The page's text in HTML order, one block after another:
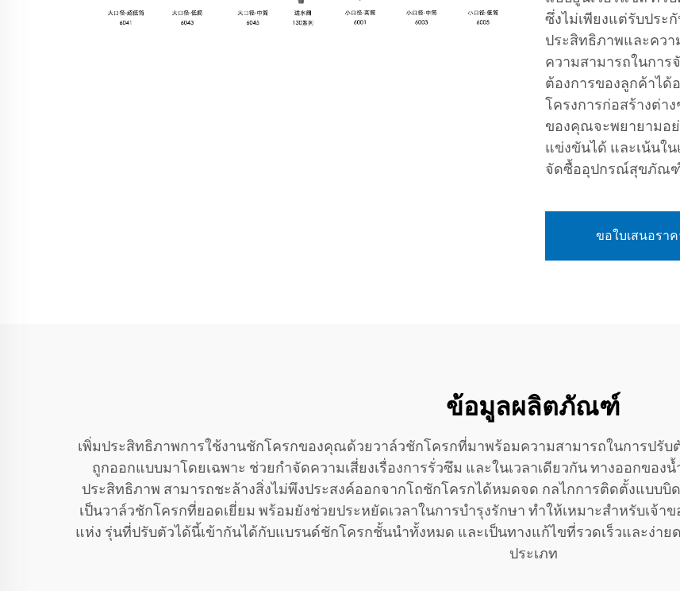
ซึ่งไม่เพียงแต่รับประ
ประสิทธิภาพและคว
ความสามารถในการ
ต้องการของลูกค้าได้
โครงการก่อสร้างต่า
ของคุณจะพยายามอย่
แข่งขันได้ และเน้นใ
จัดซื้ออุปกรณ์สุขภัณ
ขอใบเสนอราค
ข้อมูลผลิตภัณฑ์
เพิ่มประสิทธิภาพการใช้งานชักโครกของคุณด้วยวาล์วชักโครกที่มาพร้อมความสามารถในการปรั
ถูกออกแบบมาโดยเฉพาะ ช่วยกำจัดความเสี่ยงเรื่องการรั่วซึม และในเวลาเดียวกัน ทางออกขอ
ประสิทธิภาพ สามารถชะล้างสิ่งไม่พึงประสงค์ออกจากโถชักโครกได้หมดจด กลไกการติดตั้งแบบบิด
เป็นวาล์วชักโครกที่ยอดเยี่ยม พร้อมยังช่วยประหยัดเวลาในการบำรุงรักษา ทำให้เหมาะสำหรับเจ้
แห่ง รุ่นที่ปรับตัวได้นี้เข้ากันได้กับแบรนด์ชักโครกชั้นนำทั้งหมด และเป็นทางแก้ไขที่รวดเร็วและง่า
ประเภท